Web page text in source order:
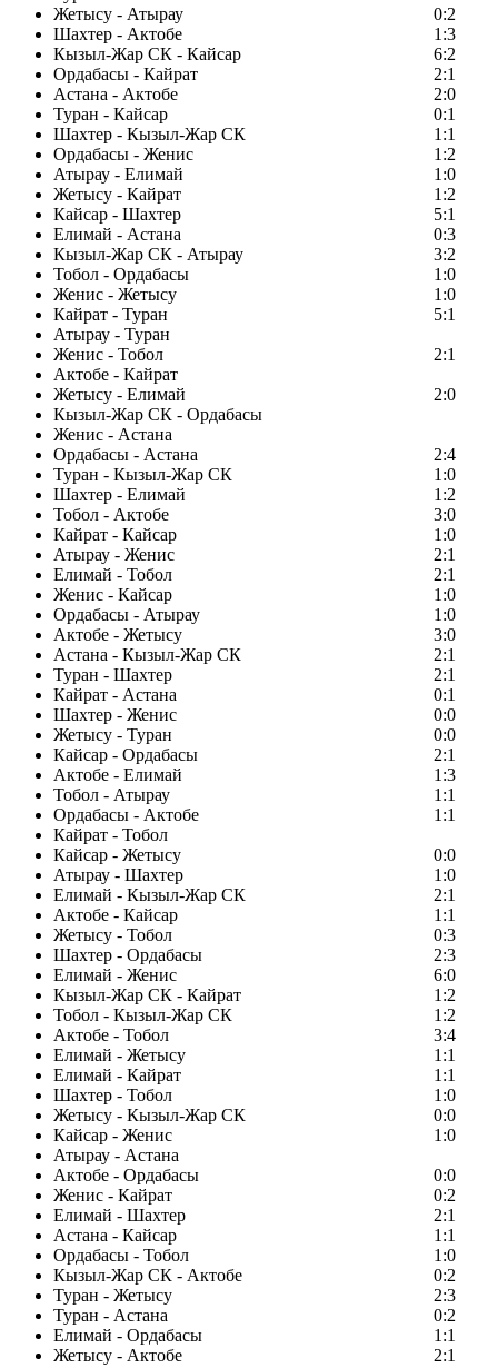
Жетысу - Атырау
0:2
Шахтер - Актобе
1:3
Кызыл-Жар СК - Кайсар
6:2
Ордабасы - Кайрат
2:1
Астана - Актобе
2:0
Туран - Кайсар
0:1
Шахтер - Кызыл-Жар СК
1:1
Ордабасы - Женис
1:2
Атырау - Елимай
1:0
Жетысу - Кайрат
1:2
Кайсар - Шахтер
5:1
Елимай - Астана
0:3
Кызыл-Жар СК - Атырау
3:2
Тобол - Ордабасы
1:0
Женис - Жетысу
1:0
Кайрат - Туран
5:1
Атырау - Туран
Женис - Тобол
2:1
Актобе - Кайрат
Жетысу - Елимай
2:0
Кызыл-Жар СК - Ордабасы
Женис - Астана
Ордабасы - Астана
2:4
Туран - Кызыл-Жар СК
1:0
Шахтер - Елимай
1:2
Тобол - Актобе
3:0
Кайрат - Кайсар
1:0
Атырау - Женис
2:1
Елимай - Тобол
2:1
Женис - Кайсар
1:0
Ордабасы - Атырау
1:0
Актобе - Жетысу
3:0
Астана - Кызыл-Жар СК
2:1
Туран - Шахтер
2:1
Кайрат - Астана
0:1
Шахтер - Женис
0:0
Жетысу - Туран
0:0
Кайсар - Ордабасы
2:1
Актобе - Елимай
1:3
Тобол - Атырау
1:1
Ордабасы - Актобе
1:1
Кайрат - Тобол
Кайсар - Жетысу
0:0
Атырау - Шахтер
1:0
Елимай - Кызыл-Жар СК
2:1
Актобе - Кайсар
1:1
Жетысу - Тобол
0:3
Шахтер - Ордабасы
2:3
Елимай - Женис
6:0
Кызыл-Жар СК - Кайрат
1:2
Тобол - Кызыл-Жар СК
1:2
Актобе - Тобол
3:4
Елимай - Жетысу
1:1
Елимай - Кайрат
1:1
Шахтер - Тобол
1:0
Жетысу - Кызыл-Жар СК
0:0
Кайсар - Женис
1:0
Атырау - Астана
Актобе - Ордабасы
0:0
Женис - Кайрат
0:2
Елимай - Шахтер
2:1
Астана - Кайсар
1:1
Ордабасы - Тобол
1:0
Кызыл-Жар СК - Актобе
0:2
Туран - Жетысу
2:3
Туран - Астана
0:2
Елимай - Ордабасы
1:1
Жетысу - Актобе
2:1